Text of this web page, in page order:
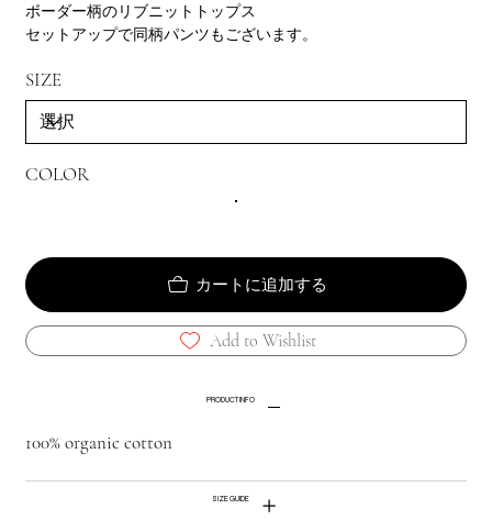
ボーダー柄のリブニットトップス
セットアップで同柄パンツもございます。
SIZE
COLOR
カートに追加する
Add to Wishlist
PRODUCT INFO
100% organic cotton
SIZE GUIDE